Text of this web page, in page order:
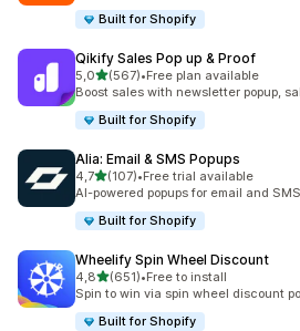
Built for Shopify
Qikify Sales Pop up & Proof
5,0stelle su 5
(567)
567 recensioni totali
•Free plan available
Boost sales with newsletter popup,
Built for Shopify
Alia: Email & SMS Popups
4,7stelle su 5
(107)
107 recensioni totali
•Free trial available
AI-powered popups for email and
Built for Shopify
Wheelify Spin Wheel Discount
4,8stelle su 5
(651)
651 recensioni totali
•Free to install
Spin to win via spin wheel discount
Built for Shopify